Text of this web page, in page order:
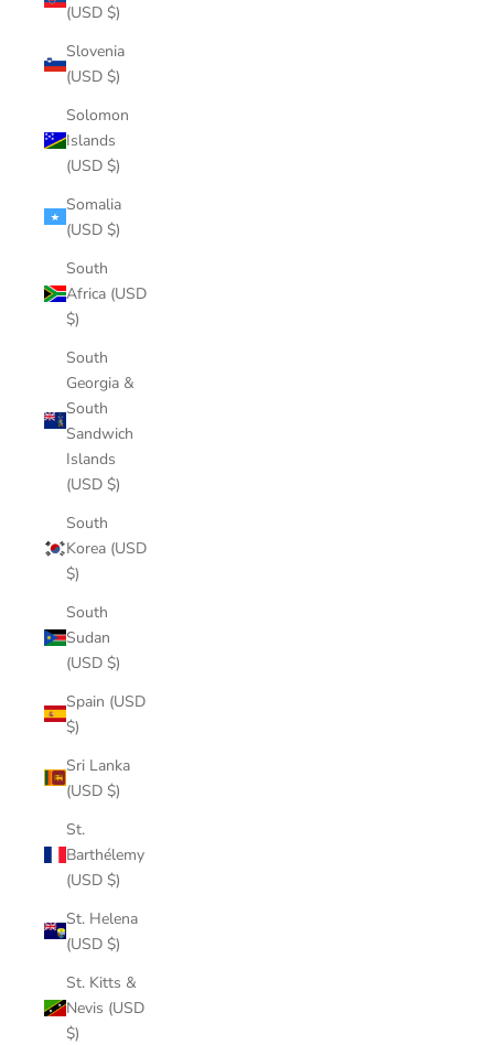
(USD $)
Slovenia
(USD $)
Solomon
Islands
(USD $)
Somalia
(USD $)
South
Africa (USD
$)
South
Georgia &
South
Sandwich
Islands
(USD $)
South
Korea (USD
$)
South
Sudan
(USD $)
Spain (USD
$)
Sri Lanka
(USD $)
St.
Barthélemy
(USD $)
St. Helena
(USD $)
St. Kitts &
Nevis (USD
$)